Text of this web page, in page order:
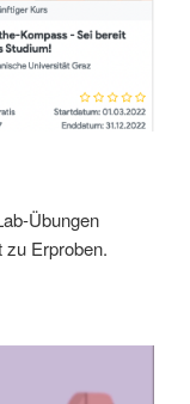
Übungen
zu Erproben.